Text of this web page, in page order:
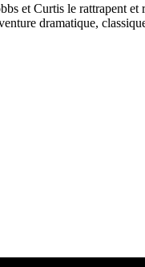
et Curtis le rattrapent
dramatique,